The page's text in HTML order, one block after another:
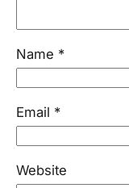
Name *
Email *
Website